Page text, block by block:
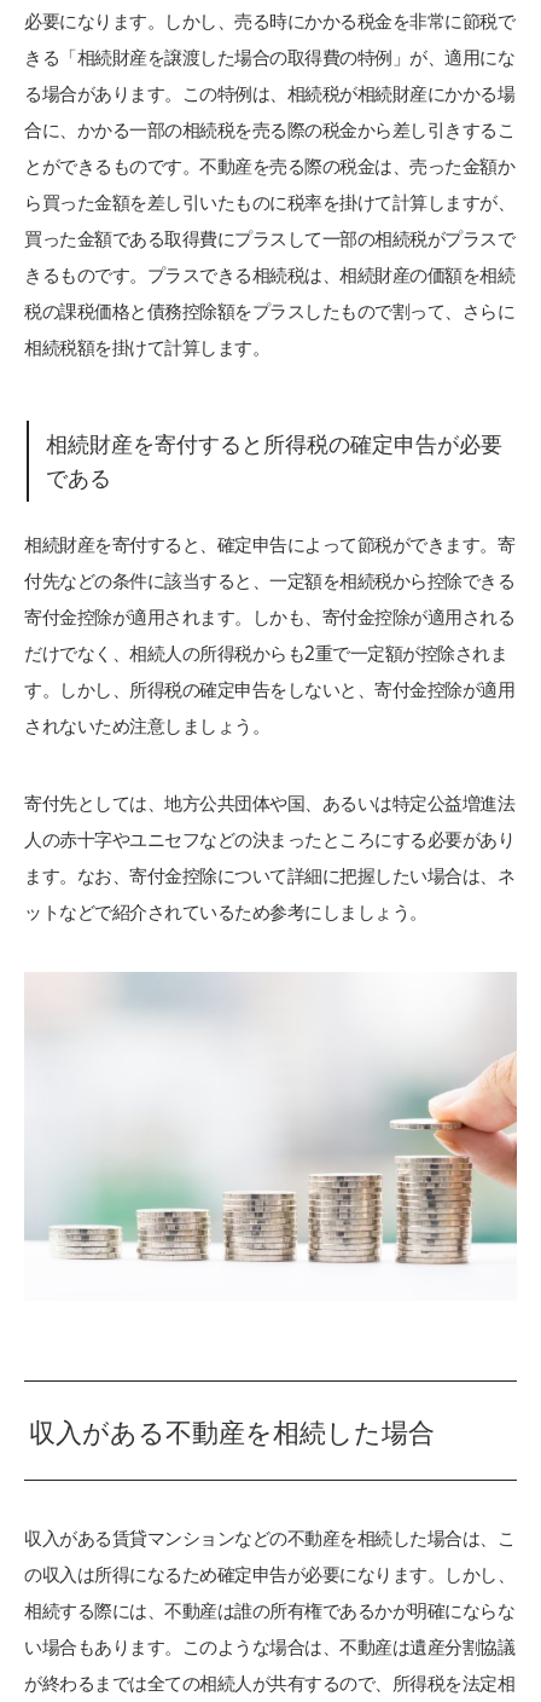
必要になります。しかし、売る時にかかる税金を非常に節税で
きる「相続財産を譲渡した場合の取得費の特例」が、適用にな
る場合があります。この特例は、相続税が相続財産にかかる場
合に、かかる一部の相続税を売る際の税金から差し引きするこ
とができるものです。不動産を売る際の税金は、売った金額か
ら買った金額を差し引いたものに税率を掛けて計算しますが、
買った金額である取得費にプラスして一部の相続税がプラスで
きるものです。プラスできる相続税は、相続財産の価額を相続
税の課税価格と債務控除額をプラスしたもので割って、さらに
相続税額を掛けて計算します。
相続財産を寄付すると所得税の確定申告が必要
である
相続財産を寄付すると、確定申告によって節税ができます。寄
付先などの条件に該当すると、一定額を相続税から控除できる
寄付金控除が適用されます。しかも、寄付金控除が適用される
だけでなく、相続人の所得税からも2重で一定額が控除されま
す。しかし、所得税の確定申告をしないと、寄付金控除が適用
されないため注意しましょう。
寄付先としては、地方公共団体や国、あるいは特定公益増進法
人の赤十字やユニセフなどの決まったところにする必要があり
ます。なお、寄付金控除について詳細に把握したい場合は、ネ
ットなどで紹介されているため参考にしましょう。
収入がある不動産を相続した場合
収入がある賃貸マンションなどの不動産を相続した場合は、こ
の収入は所得になるため確定申告が必要になります。しかし、
相続する際には、不動産は誰の所有権であるかが明確にならな
い場合もあります。このような場合は、不動産は遺産分割協議
が終わるまでは全ての相続人が共有するので、所得税を法定相